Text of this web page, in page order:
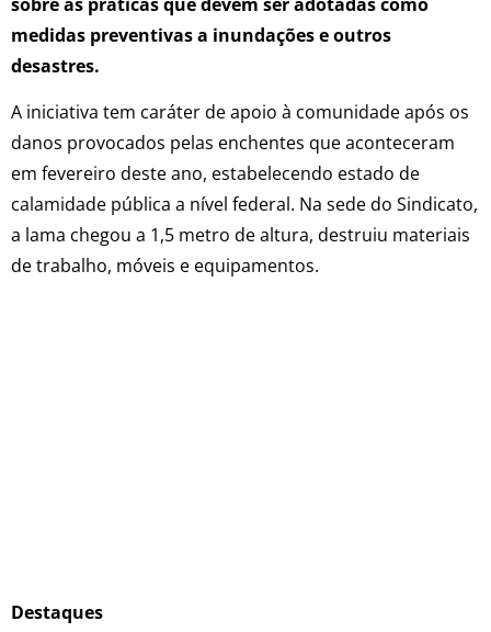
medidas preventivas a inundações e outros
desastres.
A iniciativa tem caráter de apoio à comunidade após os
danos provocados pelas enchentes que aconteceram
em fevereiro deste ano, estabelecendo estado de
calamidade pública a nível federal. Na sede do Sindicato,
a lama chegou a 1,5 metro de altura, destruiu materiais
de trabalho, móveis e equipamentos.
Destaques